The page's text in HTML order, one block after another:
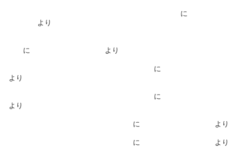
に
より
に より
に
より
に
より
に より
に より